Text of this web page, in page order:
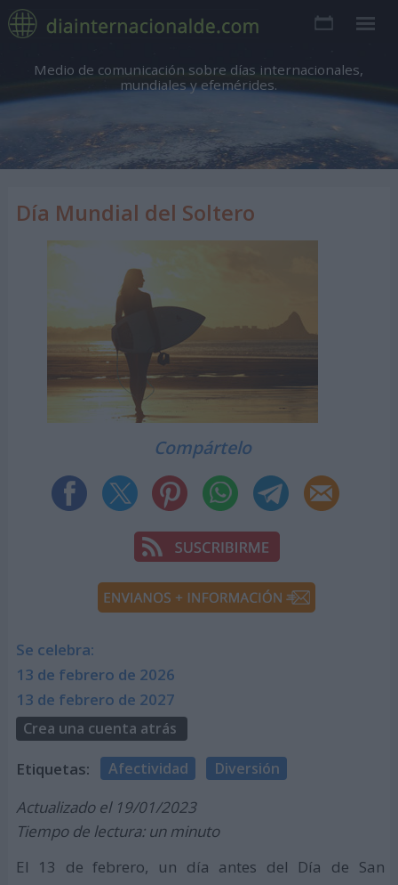
Medio de comunicación sobre días internacionales,
mundiales y efemérides.
Día Mundial del Soltero
Compártelo
Se celebra:
13 de febrero de 2026
13 de febrero de 2027
Crea una cuenta atrás
Etiquetas: Afectividad Diversión
Actualizado el 19/01/2023
Tiempo de lectura: un minuto
El 13 de febrero, un día antes del Día de San